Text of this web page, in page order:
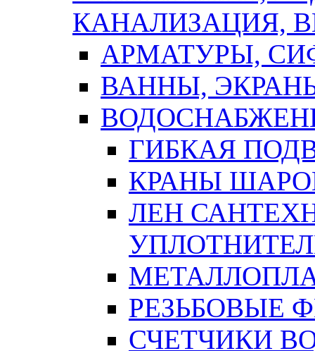
КАНАЛИЗАЦИЯ,
АРМАТУРЫ,
ВАННЫ,
ГИБКАЯ
КРАНЫ
ЛЕН
РЕЗЬБОВЫЕ
СЧЕТЧИКИ